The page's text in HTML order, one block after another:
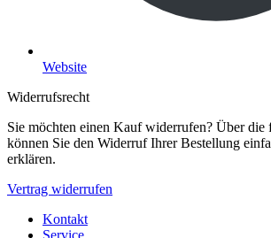
Website
Widerrufsrecht
Sie möchten einen Kauf widerrufen? Über die
können Sie den Widerruf Ihrer Bestellung
erklären.
Vertrag widerrufen
Kontakt
Service